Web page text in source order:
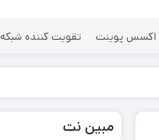
اکسس پوینت تقویت کننده شبکه
مبین نت